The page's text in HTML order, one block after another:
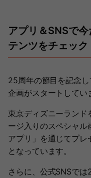
アプリ＆SNSで
テンツをチェック
25周年の節目を記念
企画がスタートしてい
東京ディズニーラン
ージ入りのスペシャル
アプリ」を通じてプ
となっています。
さらに、公式SNSで